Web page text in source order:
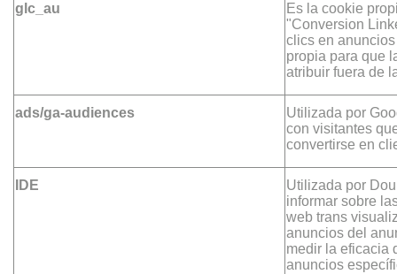
glc_au
Es la cookie
"Conversion
clics en
propia para que
atribuir fuera de
ads/ga-audiences
Utilizada por
con visitantes
convertirse en
IDE
Utilizada por
informar sobre
web trans
anuncios del
medir la eficacia
anuncios